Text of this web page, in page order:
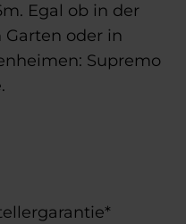
Egal ob in der
oder in
Supremo